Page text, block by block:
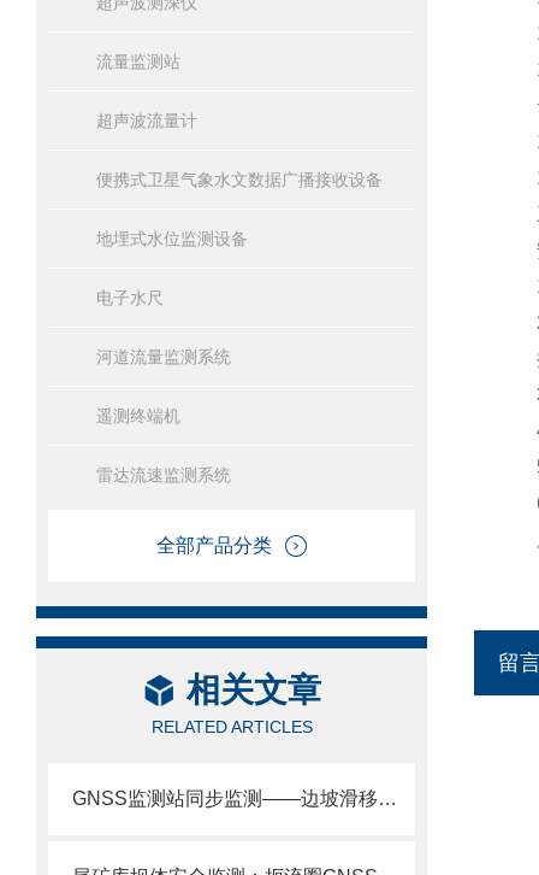
流量监测站
超声波流量计
便携式卫星气象水文数据广播接收设备
地埋式水位监测设备
电子水尺
河道流量监测系统
遥测终端机
雷达流速监测系统
全部产品分类
相关文章
RELATED ARTICLES
GNSS监测站同步监测——边坡滑移监测看水平位移，坝体沉降监测看垂直位移。
云
三
安
1
2
择
3
4
5
6
留